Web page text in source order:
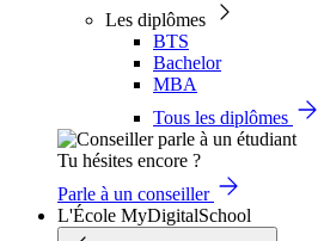
Les diplômes
BTS
Bachelor
MBA
Tous les diplômes
Tu hésites encore ?
Parle à un conseiller
L'École MyDigitalSchool